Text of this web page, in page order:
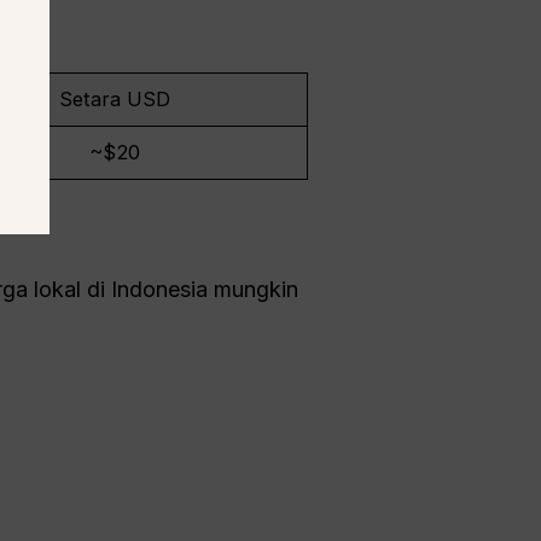
Setara USD
~$20
lokal di Indonesia mungkin